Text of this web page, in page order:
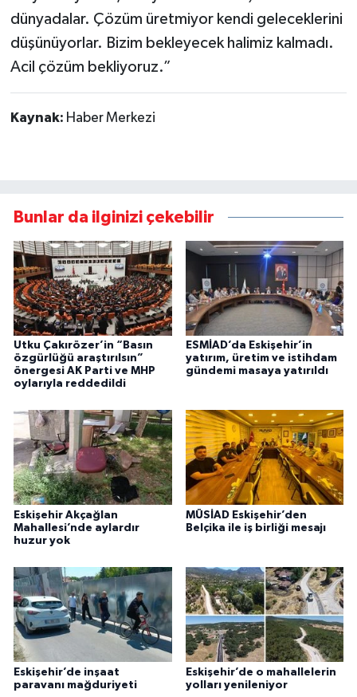
dünyadalar. Çözüm üretmiyor kendi geleceklerini
düşünüyorlar. Bizim bekleyecek halimiz kalmadı.
Acil çözüm bekliyoruz.”
Kaynak: Haber Merkezi
Bunlar da ilginizi çekebilir
Utku Çakırözer’in “Basın
özgürlüğü araştırılsın”
önergesi AK Parti ve MHP
oylarıyla reddedildi
ESMİAD’da Eskişehir’in
yatırım, üretim ve istihdam
gündemi masaya yatırıldı
Eskişehir Akçağlan
Mahallesi’nde aylardır
huzur yok
MÜSİAD Eskişehir’den
Belçika ile iş birliği mesajı
Eskişehir’de inşaat
paravanı mağduriyeti
Eskişehir’de o mahallelerin
yolları yenileniyor